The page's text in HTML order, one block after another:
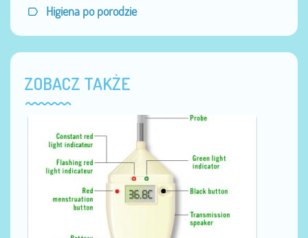
Higiena po porodzie
ZOBACZ TAKŻE